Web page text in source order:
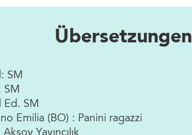
Übersetzungen
SM
SM
Ed. SM
Emilia (BO) : Panini ragazzi